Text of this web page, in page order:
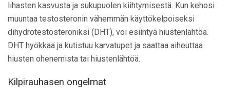
lihasten kasvusta ja sukupuolen kiihtymisestä. Kun kehosi
muuntaa testosteronin vähemmän käyttökelpoiseksi
dihydrotestosteroniksi (DHT), voi esiintyä hiustenlähtöä.
DHT hyökkää ja kutistuu karvatupet ja saattaa aiheuttaa
hiusten ohenemista tai hiustenlähtöä.
Kilpirauhasen ongelmat